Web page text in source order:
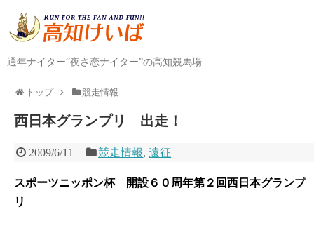
通年ナイター“夜さ恋ナイター”の高知競馬場
トップ 競走情報
西日本グランプリ 出走！
2009/6/11 競走情報,遠征
スポーツニッポン杯 開設６０周年第２回西日本グランプ
リ